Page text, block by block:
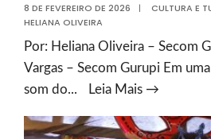
8 DE FEVEREIRO DE 2026 | CULTURA E
HELIANA OLIVEIRA
Por: Heliana Oliveira – Secom
Vargas – Secom Gurupi Em
som do... Leia Mais →
Rainha